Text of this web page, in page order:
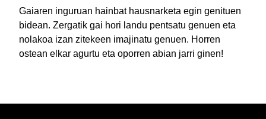
Gaiaren inguruan hainbat hausnarketa egin genituen
bidean. Zergatik gai hori landu pentsatu genuen eta
nolakoa izan zitekeen imajinatu genuen. Horren
ostean elkar agurtu eta oporren abian jarri ginen!